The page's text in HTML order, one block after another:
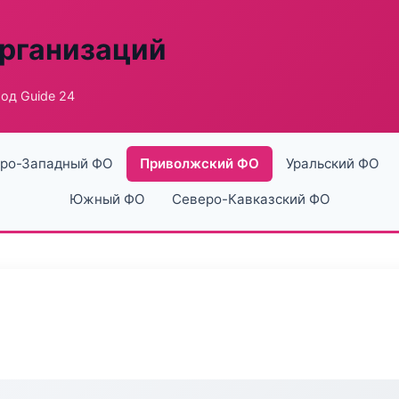
Guide 24
Западный ФО Приволжский ФО Уральский ФО
Южный ФО Северо-Кавказский ФО